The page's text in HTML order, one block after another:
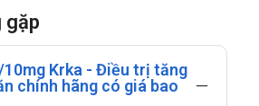
dụng để điều trị tăng huyết áp nhằm
các cơn đau tim và các vấn đề về
thuộc nhóm chẹn kênh Canxi và ức
màng tế bào để vào trong cơ trơn
gặp
Krka - Điều trị tăng
chính hãng có giá bao